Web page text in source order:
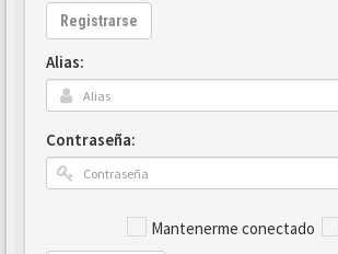
Registrarse
Alias:
Contraseña:
Mantenerme conectado